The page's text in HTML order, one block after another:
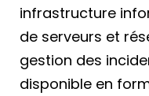
infrastructure
de serveurs et
gestion des
disponible en